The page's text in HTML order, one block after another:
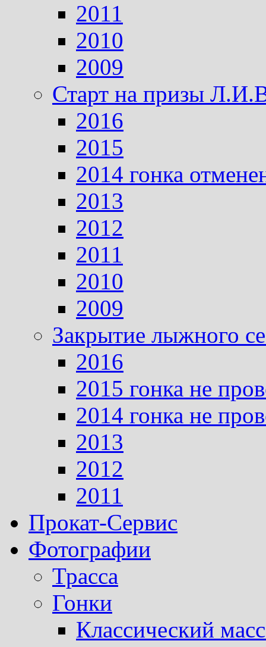
2011
2010
2009
Старт на призы
2016
2015
2014 гонка
2013
2012
2011
2010
2009
Закрытие лыжного
2016
2015 гонка не
2014 гонка не
2013
2012
2011
Прокат-Сервис
Фотографии
Трасса
Гонки
Классический